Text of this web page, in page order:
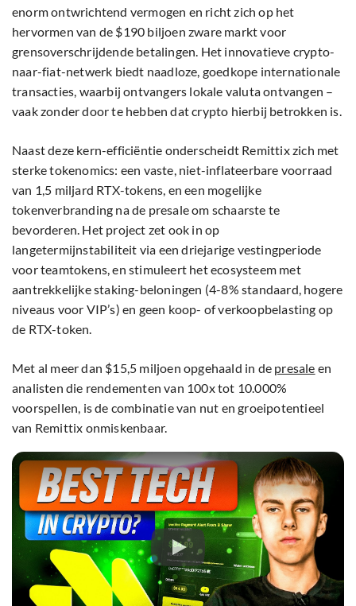
enorm ontwrichtend vermogen en richt zich op het
hervormen van de $190 biljoen zware markt voor
grensoverschrijdende betalingen. Het innovatieve crypto-
naar-fiat-netwerk biedt naadloze, goedkope internationale
transacties, waarbij ontvangers lokale valuta ontvangen –
vaak zonder door te hebben dat crypto hierbij betrokken is.
Naast deze kern-efficiëntie onderscheidt Remittix zich met
sterke tokenomics: een vaste, niet-inflateerbare voorraad
van 1,5 miljard RTX-tokens, en een mogelijke
tokenverbranding na de presale om schaarste te
bevorderen. Het project zet ook in op
langetermijnstabiliteit via een driejarige vestingperiode
voor teamtokens, en stimuleert het ecosysteem met
aantrekkelijke staking-beloningen (4-8% standaard, hogere
niveaus voor VIP’s) en geen koop- of verkoopbelasting op
de RTX-token.
Met al meer dan $15,5 miljoen opgehaald in de presale en
analisten die rendementen van 100x tot 10.000%
voorspellen, is de combinatie van nut en groeipotentieel
van Remittix onmiskenbaar.